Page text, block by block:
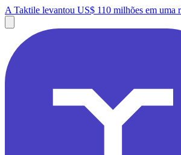
A Taktile levantou US$ 110 milhões em uma